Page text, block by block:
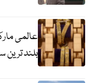
بلند ترین